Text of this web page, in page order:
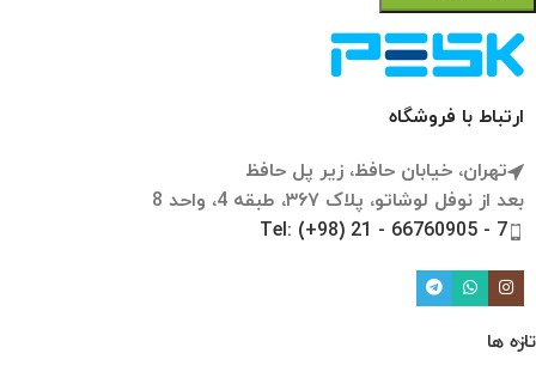
ارتباط با فروشگاه
تهران، خیابان حافظ، زیر پل حافظ
بعد از نوفل لوشاتو، پلاک ۳۶۷، طبقه 4، واحد 8
Tel: (+98) 21 - 66760905 - 7
تازه ها